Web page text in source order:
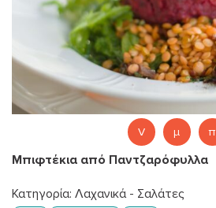
V μ π
Μπιφτέκια από Παντζαρόφυλλα
Κατηγορία: Λαχανικά - Σαλάτες